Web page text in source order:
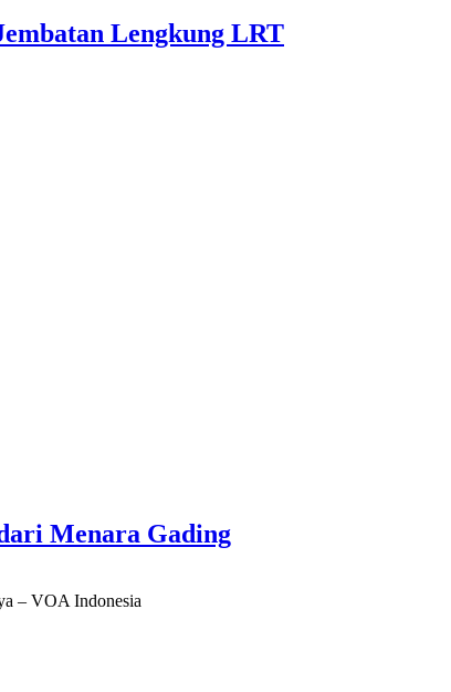
Lengkung LRT
Menara Gading
– VOA Indonesia